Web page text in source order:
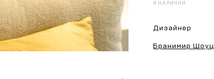
В НАЛИЧИИ
Дизайнер
Бранимир Шоуц